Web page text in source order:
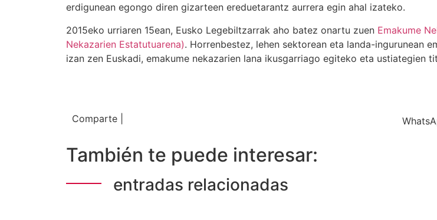
erdigunean egongo diren gizarteen ereduetarantz aurrera egin ahal izateko.
2015eko urriaren 15ean, Eusko Legebiltzarrak aho batez onartu zuen Emakume
Nekazarien Estatutuarena). Horrenbestez, lehen sektorean eta landa-ingurunean
izan zen Euskadi, emakume nekazarien lana ikusgarriago egiteko eta ustiategien
Comparte |
También te puede interesar:
entradas relacionadas